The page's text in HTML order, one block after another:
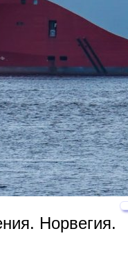
Норвегия.